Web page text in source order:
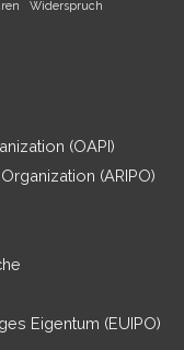
Widerspruch
(OAPI)
(ARIPO)
Eigentum (EUIPO)